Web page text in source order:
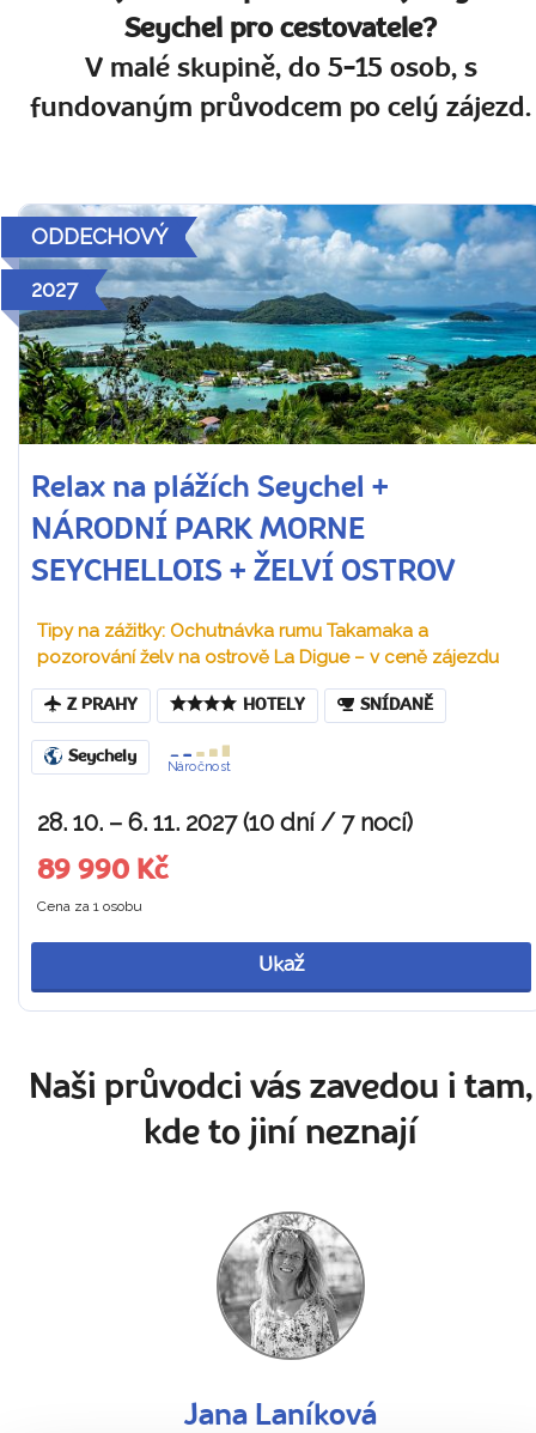
Seychel pro cestovatele?
V malé skupině, do 5-15 osob, s
fundovaným průvodcem po celý zájezd.
ODDECHOVÝ
2027
Relax na plážích Seychel +
NÁRODNÍ PARK MORNE
SEYCHELLOIS + ŽELVÍ OSTROV
Tipy na zážitky: Ochutnávka rumu Takamaka a
pozorování želv na ostrově La Digue – v ceně zájezdu
Z PRAHY HOTELY SNÍDANĚ
Seychely
Náročnost
28. 10. – 6. 11. 2027 (10 dní / 7 nocí)
89 990 Kč
Cena za 1 osobu
Ukaž
Naši průvodci vás zavedou i tam,
kde to jiní neznají
Jana Laníková